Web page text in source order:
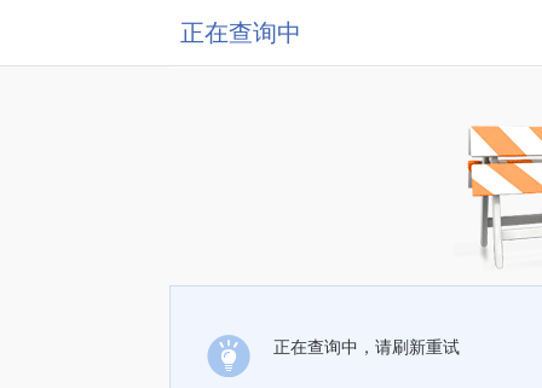
正在查询中
正在查询中，请刷新重试